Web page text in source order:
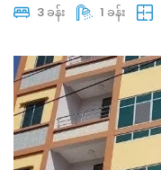
3 ခန်း 1 ခန်း